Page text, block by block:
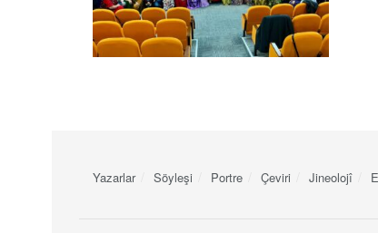
Yazarlar Söyleşi Portre Çeviri Jineolojî